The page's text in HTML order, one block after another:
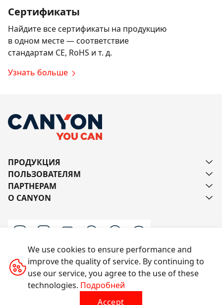
Сертификаты
Найдите все сертификаты на продукцию
в одном месте — соответствие
стандартам CE, RoHS и т. д.
Узнать больше
ПРОДУКЦИЯ
ПОЛЬЗОВАТЕЛЯМ
ПАРТНЕРАМ
О CANYON
Напишите нам
We use cookies to ensure performance and
improve the quality of service. By continuing to
use our service, you agree to the use of these
technologies. Подробней
Accept